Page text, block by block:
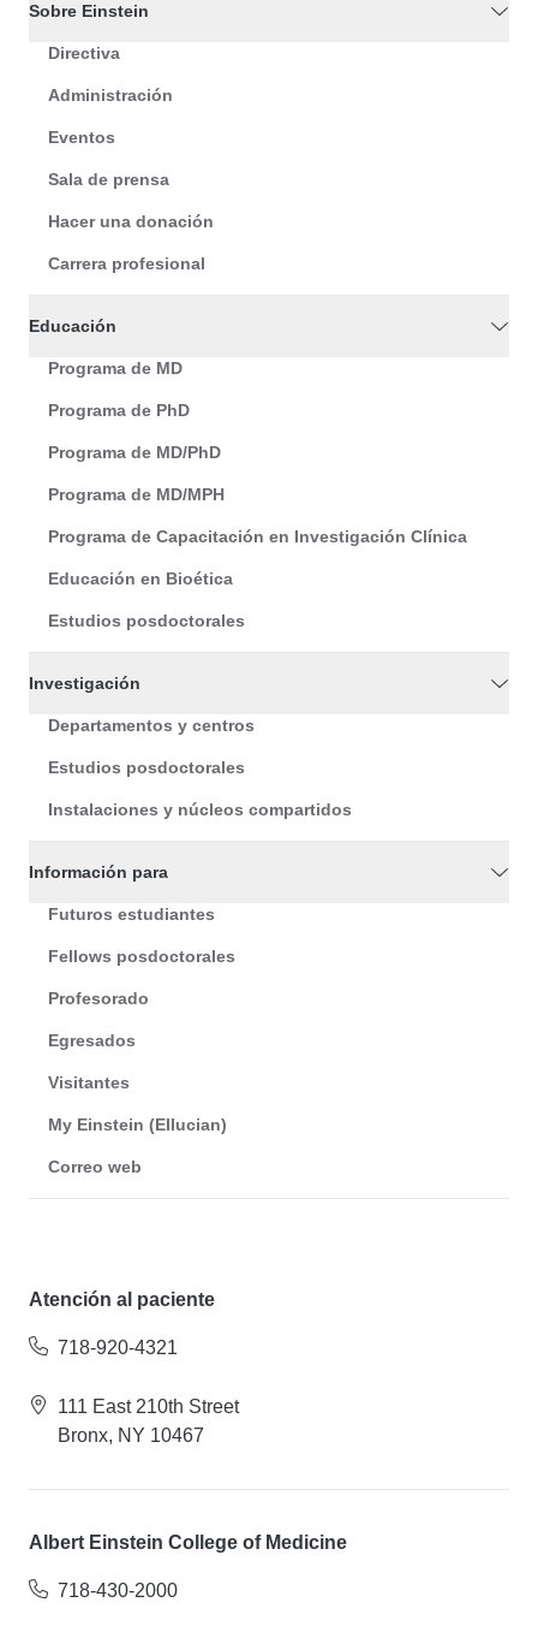
Sobre Einstein
Directiva
Administración
Eventos
Sala de prensa
Hacer una donación
Carrera profesional
Educación
Programa de MD
Programa de PhD
Programa de MD/PhD
Programa de MD/MPH
Programa de Capacitación en Investigación Clínica
Educación en Bioética
Estudios posdoctorales
Investigación
Departamentos y centros
Estudios posdoctorales
Instalaciones y núcleos compartidos
Información para
Futuros estudiantes
Fellows posdoctorales
Profesorado
Egresados
Visitantes
My Einstein (Ellucian)
Correo web
Atención al paciente
718-920-4321
111 East 210th Street
Bronx, NY 10467
Albert Einstein College of Medicine
718-430-2000